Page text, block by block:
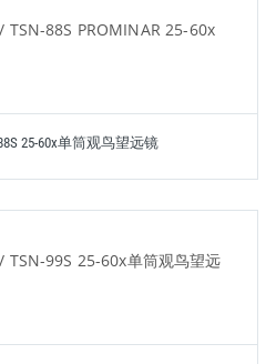
25-60x单筒观鸟望远镜